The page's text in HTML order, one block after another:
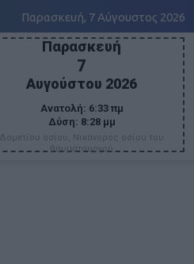
Παρασκευή, 7 Αύγουστος 2026
Παρασκευή
7
Αυγούστου 2026
Ανατολή: 6:33 πμ
Δύση: 8:28 μμ
Δομετίου οσίου, Νικάνορος οσίου του
θαυματουργού